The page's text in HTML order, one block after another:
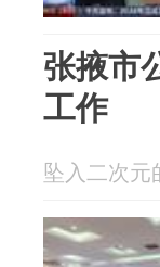
张掖市
工作
坠入二次元